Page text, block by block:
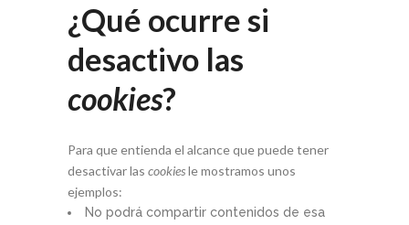
¿Qué ocurre si
desactivo las
cookies?
Para que entienda el alcance que puede tener
desactivar las cookiesle mostramos unos
ejemplos:
No podrá compartir contenidos de esa